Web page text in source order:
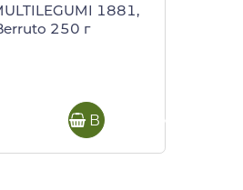
1881,
250 г
В корзину